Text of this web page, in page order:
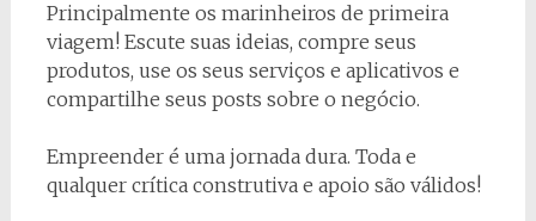
Principalmente os marinheiros de primeira
viagem! Escute suas ideias, compre seus
produtos, use os seus serviços e aplicativos e
compartilhe seus posts sobre o negócio.
Empreender é uma jornada dura. Toda e
qualquer crítica construtiva e apoio são válidos!